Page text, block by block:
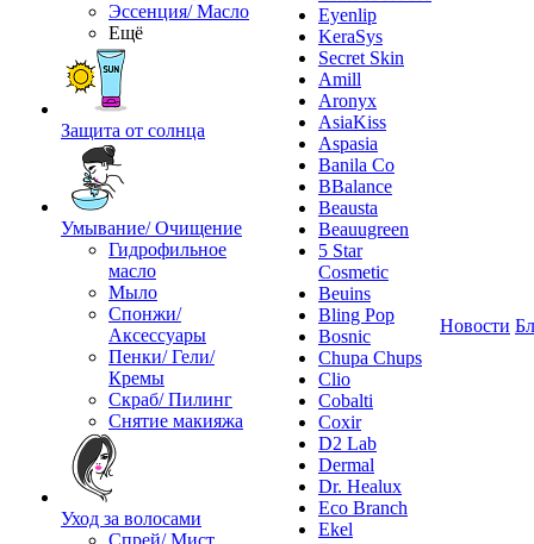
Эссенция/ Масло
Ещё
Защита от солнца
Умывание/ Очищение
Гидрофильное
масло
Мыло
Спонжи/
Аксессуары
Пенки/ Гели/
Кремы
Скраб/ Пилинг
Снятие макияжа
Уход за волосами
Спрей/ Мист
Eyenlip
KeraSys
Secret Skin
Amill
Aronyx
AsiaKiss
Aspasia
Banila Co
BBalance
Beausta
Beauugreen
5 Star
Cosmetic
Beuins
Bling Pop
Bosnic
Chupa Chups
Clio
Cobalti
Coxir
D2 Lab
Dermal
Dr. Healux
Eco Branch
Ekel
Новости